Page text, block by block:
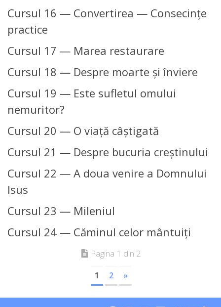
Cursul 16 — Convertirea — Consecinţe
practice
Cursul 17 — Marea restaurare
Cursul 18 — Despre moarte şi înviere
Cursul 19 — Este sufletul omului
nemuritor?
Cursul 20 — O viaţă câştigată
Cursul 21 — Despre bucuria creştinului
Cursul 22 — A doua venire a Domnului
Isus
Cursul 23 — Mileniul
Cursul 24 — Căminul celor mântuiţi
Pagina 1 din 2
1 2 »